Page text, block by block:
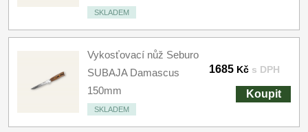
SKLADEM
Vykosťovací nůž Seburo
SUBAJA Damascus
150mm
SKLADEM
1685 Kč s DPH
Koupit